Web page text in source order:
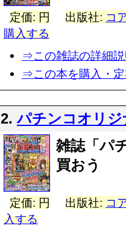
定価: 円 出版社: コ
購入する
⇒この雑誌の詳細
⇒この本を購入・
2.パチンコオリジ
雑誌「パ
買おう
定価: 円 出版社: コ
入する